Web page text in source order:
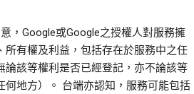
，Google或Google之授權人對服務擁
所有權及利益，包括存在於服務中之任
論該等權利是否已經登記，亦不論該等
何地方）。 台端亦認知，服務可能包括